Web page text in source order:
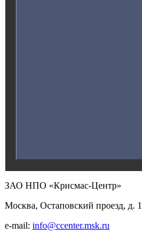
ЗАО НПО «Крисмас-Центр»
Москва, Остаповский проезд, д.
e-mail: info@ccenter.msk.ru